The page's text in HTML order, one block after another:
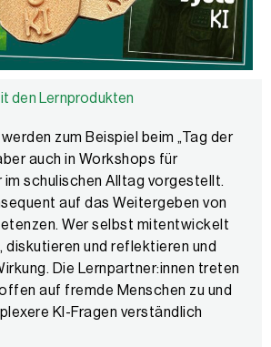
den Lernprodukten
zum Beispiel beim „Tag der
auch in Workshops für
im schulischen Alltag vorgestellt.
auf das Weitergeben von
Wer selbst mitentwickelt
diskutieren und reflektieren und
Die Lernpartner:innen treten
auf fremde Menschen zu und
KI-Fragen verständlich